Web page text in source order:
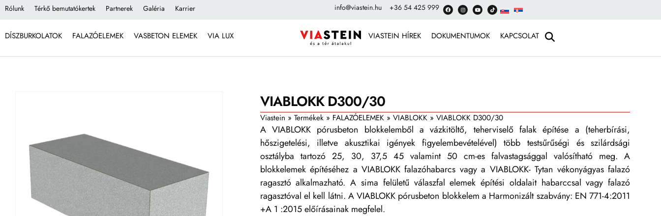
Rólunk Térkő bemutatókertek Partnerek Galéria Karrier info@viastein.hu +36 54 425 999
DÍSZBURKOLATOK FALAZÓELEMEK VASBETON ELEMEK VIA LUX VIASTEIN HÍREK DOKUMENTUMOK KAPCSOLAT
VIABLOKK D300/30
Viastein » Termékek» FALAZÓELEMEK» VIABLOKK» VIABLOKK D300/30
A VIABLOKK pórusbeton blokkelemből a vázkitöltő, teherviselő falak építése a (teherbírási,
hőszigetelési, illetve akusztikai igények figyelembevételével) több testsűrűségi és szilárdsági
osztályba tartozó 25, 30, 37,5 45 valamint 50 cm-es falvastagsággal valósítható meg. A
blokkelemek építéséhez a VIABLOKK falazóhabarcs vagy a VIABLOKK- Tytan vékonyágyas falazó
ragasztó alkalmazható. A sima felületű válaszfal elemek építési oldalait habarccsal vagy falazó
ragasztóval el kell látni. A VIABLOKK pórusbeton blokkelem a Harmonizált szabvány: EN 771-4:2011
+A 1 :2015 előírásainak megfelel.